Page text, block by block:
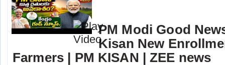
PM Modi Good
Kisan New
Farmers | PM KISAN | ZEE news